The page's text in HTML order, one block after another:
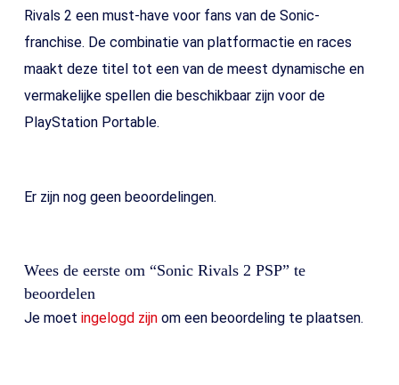
Rivals 2 een must-have voor fans van de Sonic-
franchise. De combinatie van platformactie en races
maakt deze titel tot een van de meest dynamische en
vermakelijke spellen die beschikbaar zijn voor de
PlayStation Portable.
Er zijn nog geen beoordelingen.
Wees de eerste om “Sonic Rivals 2 PSP” te
beoordelen
Je moet ingelogd zijnom een beoordeling te plaatsen.